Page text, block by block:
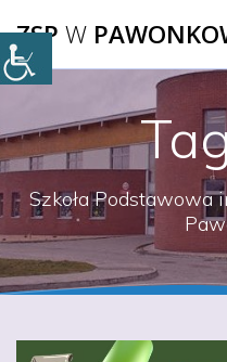
ZSP W
Szkoła Podstawowa